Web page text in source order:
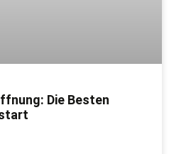
Die Besten